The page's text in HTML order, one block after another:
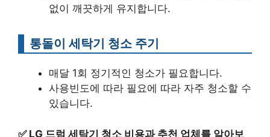
없이 깨끗하게 유지합니다.
통돌이 세탁기 청소 주기
매달 1회 정기적인 청소가 필요합니다.
사용빈도에 따라 필요에 따라 자주 청소할 수
있습니다.
✅ LG 드럼 세탁기 청소 비용과 추천 업체를 알아보